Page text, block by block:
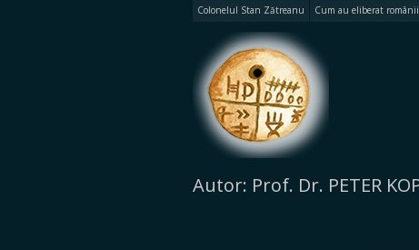
Colonelul Stan Zătreanu
Cum au eliberat
Autor: Prof. Dr. PETER